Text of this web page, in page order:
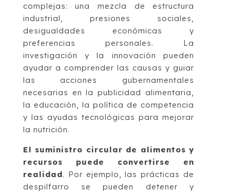
complejas: una mezcla de estructura
industrial, presiones sociales,
desigualdades económicas y
preferencias personales. La
investigación y la innovación pueden
ayudar a comprender las causas y guiar
las acciones gubernamentales
necesarias en la publicidad alimentaria,
la educación, la política de competencia
y las ayudas tecnológicas para mejorar
la nutrición.
El suministro circular de alimentos y
recursos puede convertirse en
realidad. Por ejemplo, las prácticas de
despilfarro se pueden detener y